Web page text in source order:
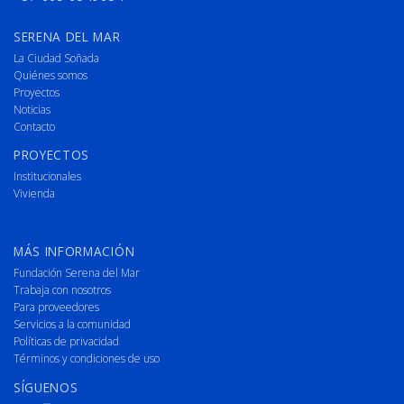
SERENA DEL MAR
La Ciudad Soñada
Quiénes somos
Proyectos
Noticias
Contacto
PROYECTOS
Institucionales
Vivienda
MÁS INFORMACIÓN
Fundación Serena del Mar
Trabaja con nosotros
Para proveedores
Servicios a la comunidad
Políticas de privacidad
Términos y condiciones de uso
SÍGUENOS